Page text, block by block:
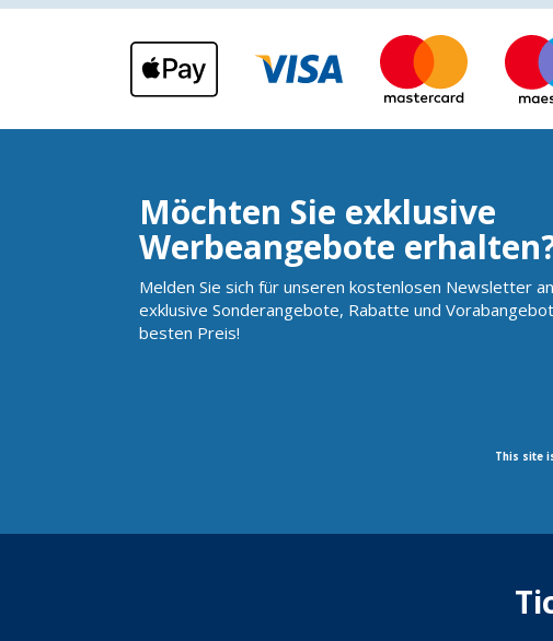
Möchten Sie exklusive
Werbeangebote
Melden Sie sich für unseren kostenlosen Newsletter
exklusive Sonderangebote, Rabatte und
besten Preis!
This site